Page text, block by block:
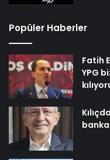
Popüler Haberler
Fatih
YPG